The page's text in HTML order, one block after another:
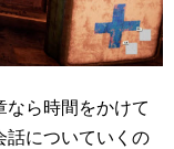
なら時間をかけて
話についていくの